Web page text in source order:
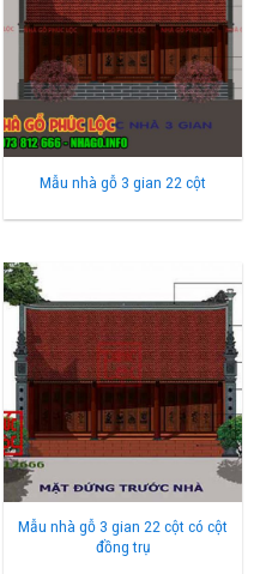
Mẫu nhà gỗ 3 gian 22 cột
Mẫu nhà gỗ 3 gian 22 cột có cột
đồng trụ